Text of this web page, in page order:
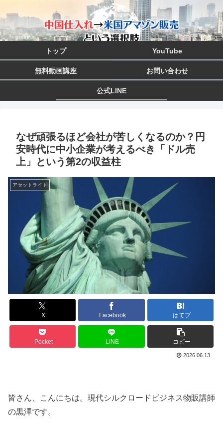
トップ YouTube
無料動画講座 お問い合わせ
公式LINE
なぜ頑張るほど会社が苦しくなるのか？円
安時代に中小企業が考えるべき「ドル売
上」という第2の収益柱
アセットライト
X Facebook はてブ
Pocket LINE コピー
2026.06.13
皆さん、こんにちは。現代シルクロードビジネス物販講師
の黒澤です。